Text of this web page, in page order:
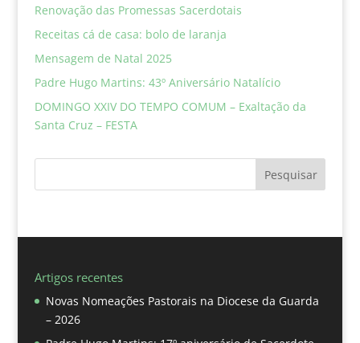
Renovação das Promessas Sacerdotais
Receitas cá de casa: bolo de laranja
Mensagem de Natal 2025
Padre Hugo Martins: 43º Aniversário Natalício
DOMINGO XXIV DO TEMPO COMUM – Exaltação da
Santa Cruz – FESTA
Pesquisar
Artigos recentes
Novas Nomeações Pastorais na Diocese da Guarda
– 2026